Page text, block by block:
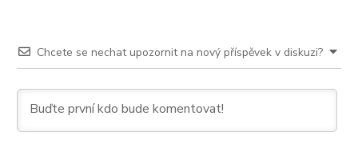
Chcete se nechat upozornit na nový příspěvek v diskuzi?